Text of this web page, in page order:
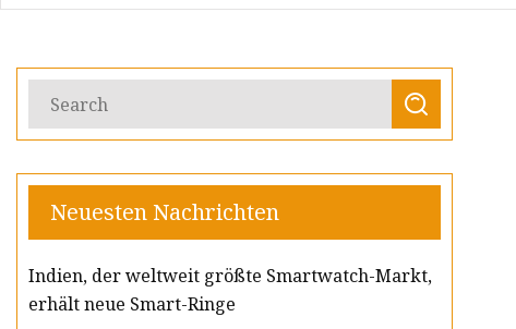
Neuesten Nachrichten
Indien, der weltweit größte Smartwatch-Markt,
erhält neue Smart-Ringe